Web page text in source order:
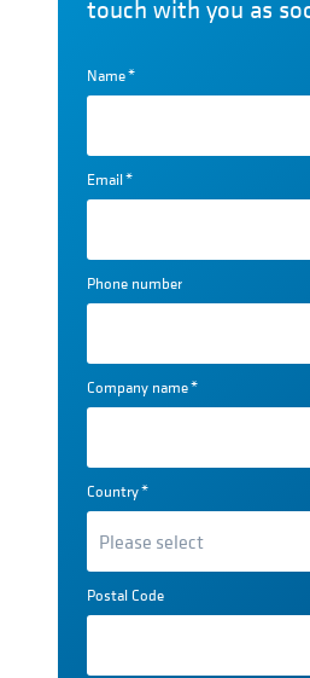
touch with you as
Name*
Email*
Phone number
Company name*
Country*
Postal Code